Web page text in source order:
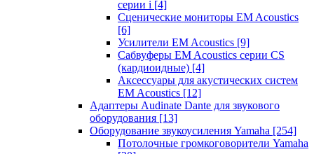
серии i [4]
Сценические мониторы EM Acoustics
[6]
Усилители EM Acoustics [9]
Сабвуферы EM Acoustics серии CS
(кардиоидные) [4]
Аксессуары для акустических систем
EM Acoustics [12]
Адаптеры Audinate Dante для звукового
оборудования [13]
Оборудование звукоусиления Yamaha [254]
Потолочные громкоговорители Yamaha